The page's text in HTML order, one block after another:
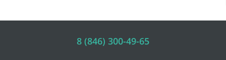
8 (846) 300-49-65